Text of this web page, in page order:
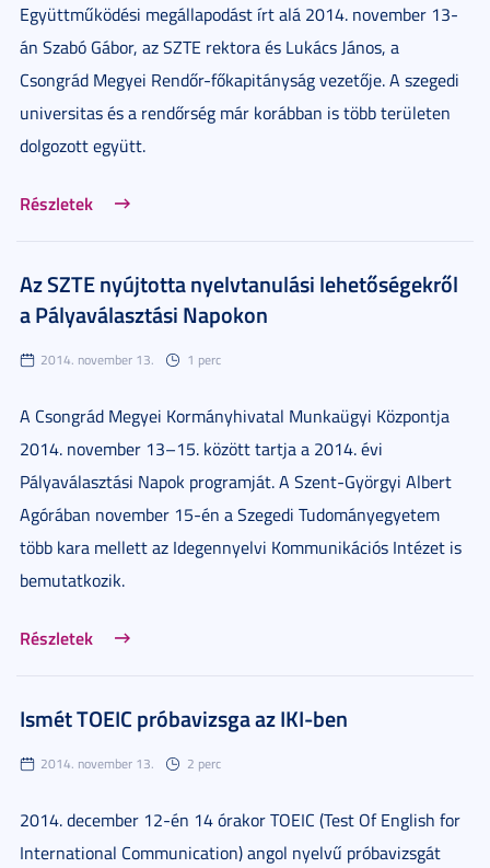
Együttműködési megállapodást írt alá 2014. november 13-
án Szabó Gábor, az SZTE rektora és Lukács János, a
Csongrád Megyei Rendőr-főkapitányság vezetője. A szegedi
universitas és a rendőrség már korábban is több területen
dolgozott együtt.
Részletek
Az SZTE nyújtotta nyelvtanulási lehetőségekről
a Pályaválasztási Napokon
2014. november 13. 1 perc
A Csongrád Megyei Kormányhivatal Munkaügyi Központja
2014. november 13–15. között tartja a 2014. évi
Pályaválasztási Napok programját. A Szent-Györgyi Albert
Agórában november 15-én a Szegedi Tudományegyetem
több kara mellett az Idegennyelvi Kommunikációs Intézet is
bemutatkozik.
Részletek
Ismét TOEIC próbavizsga az IKI-ben
2014. november 13. 2 perc
2014. december 12-én 14 órakor TOEIC (Test Of English for
International Communication) angol nyelvű próbavizsgát